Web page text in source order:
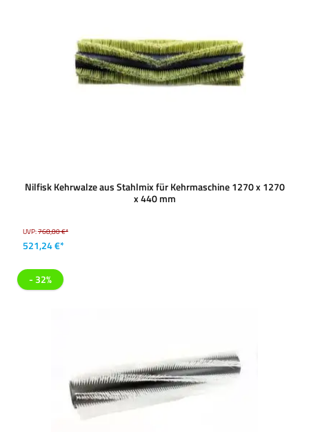
Nilfisk Kehrwalze aus Stahlmix für Kehrmaschine 1270 x 1270
x 440 mm
UVP:768,80 €*
521,24 €*
- 32%